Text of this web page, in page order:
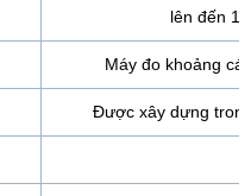
lên đến 1/
Máy đo khoảng
Được xây dựng